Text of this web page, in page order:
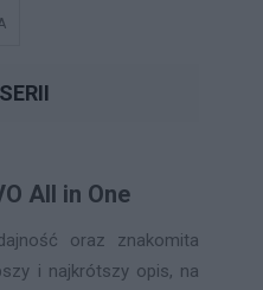
All in One
oraz znakomita
i najkrótszy opis, na